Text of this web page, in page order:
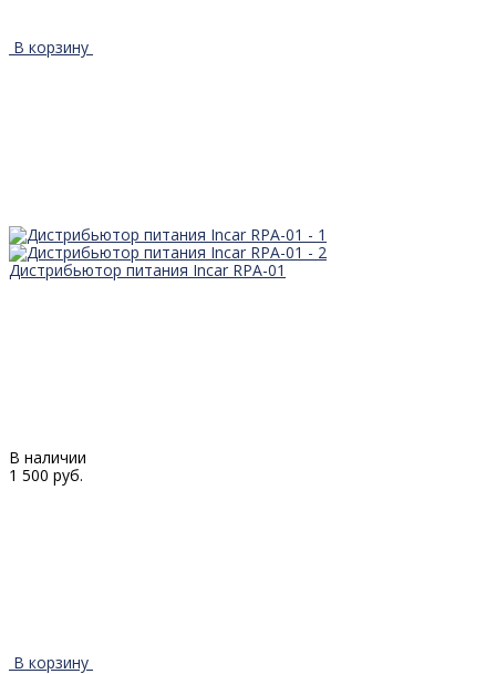
В корзину
Дистрибьютор питания Incar RPA-01
В наличии
1 500 руб.
В корзину